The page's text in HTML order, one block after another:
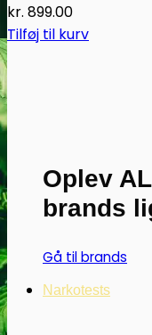
Oplev
brands
Gå til brands
Narkotests
kr. 899.00
Tilføj til kurv